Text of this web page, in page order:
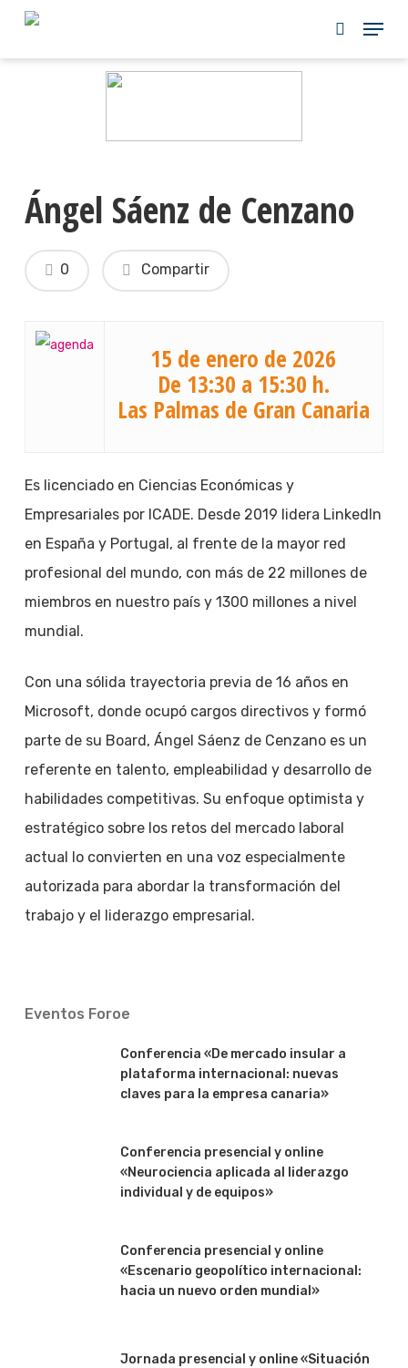
Skip
Ángel Sáenz de Cenzano
Compartir
0
15 de enero de 2026
De 13:30 a 15:30 h.
Las Palmas de Gran Canaria
Es licenciado en Ciencias Económicas y
Empresariales por ICADE. Desde 2019 lidera LinkedIn
en España y Portugal, al frente de la mayor red
profesional del mundo, con más de 22 millones de
miembros en nuestro país y 1300 millones a nivel
mundial.
Con una sólida trayectoria previa de 16 años en
Microsoft, donde ocupó cargos directivos y formó
parte de su Board, Ángel Sáenz de Cenzano es un
referente en talento, empleabilidad y desarrollo de
habilidades competitivas. Su enfoque optimista y
estratégico sobre los retos del mercado laboral
actual lo convierten en una voz especialmente
autorizada para abordar la transformación del
trabajo y el liderazgo empresarial.
Eventos Foroe
Conferencia «De mercado insular a
plataforma internacional: nuevas
claves para la empresa canaria»
Conferencia presencial y online
«Neurociencia aplicada al liderazgo
individual y de equipos»
Conferencia presencial y online
«Escenario geopolítico internacional:
hacia un nuevo orden mundial»
Jornada presencial y online «Situación